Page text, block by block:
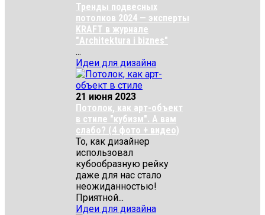
Тренды подвесных
потолков 2024 — эксперты
KRAFT в журнале
"Architektura i biznes"
...
Идеи для дизайна
21 июня 2023
Потолок, как арт-объект
в стиле "кубизм". А вам
слабо? (4 фото + видео)
То, как дизайнер
использовал
кубообразную рейку
даже для нас стало
неожиданностью!
Приятной...
Идеи для дизайна